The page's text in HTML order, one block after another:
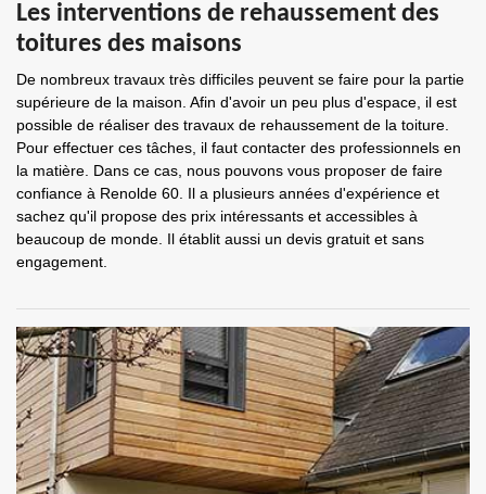
Les interventions de rehaussement des
toitures des maisons
De nombreux travaux très difficiles peuvent se faire pour la partie
supérieure de la maison. Afin d'avoir un peu plus d'espace, il est
possible de réaliser des travaux de rehaussement de la toiture.
Pour effectuer ces tâches, il faut contacter des professionnels en
la matière. Dans ce cas, nous pouvons vous proposer de faire
confiance à Renolde 60. Il a plusieurs années d'expérience et
sachez qu'il propose des prix intéressants et accessibles à
beaucoup de monde. Il établit aussi un devis gratuit et sans
engagement.